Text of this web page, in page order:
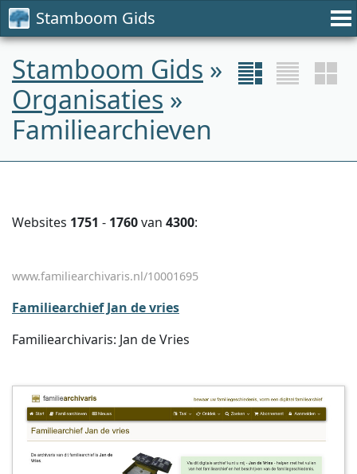
Stamboom Gids
Stamboom Gids »
Organisaties »
Familiearchieven
Websites 1751 - 1760van 4300:
www.familiearchivaris.nl/10001695
Familiearchief Jan de vries
Familiearchivaris: Jan de Vries